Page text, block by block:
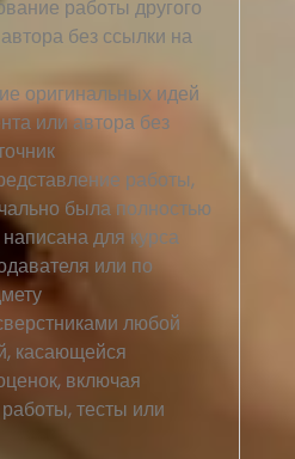
работы другого
без ссылки на
оригинальных идей
или автора без
работы,
была полностью
для курса
или по
любой
касающейся
включая
тесты или